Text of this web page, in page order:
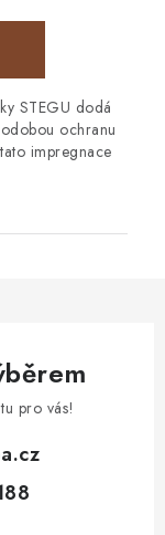
STEGU dodá
ochranu
impregnace
pro vás!